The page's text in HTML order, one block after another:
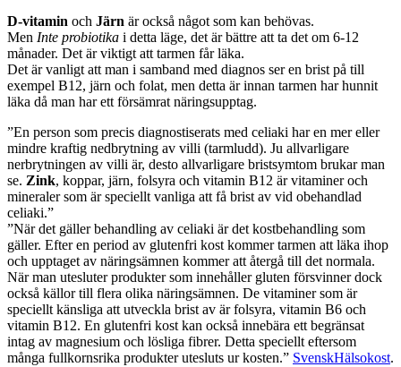
D-vitamin och Järn är också något som kan behövas.
Men Inte probiotika i detta läge, det är bättre att ta det om 6-12
månader. Det är viktigt att tarmen får läka.
Det är vanligt att man i samband med diagnos ser en brist på till
exempel B12, järn och folat, men detta är innan tarmen har hunnit
läka då man har ett försämrat näringsupptag.
”En person som precis diagnostiserats med celiaki har en mer eller
mindre kraftig nedbrytning av villi (tarmludd). Ju allvarligare
nerbrytningen av villi är, desto allvarligare bristsymtom brukar man
se. Zink, koppar, järn, folsyra och vitamin B12 är vitaminer och
mineraler som är speciellt vanliga att få brist av vid obehandlad
celiaki.”
”När det gäller behandling av celiaki är det kostbehandling som
gäller. Efter en period av glutenfri kost kommer tarmen att läka ihop
och upptaget av näringsämnen kommer att återgå till det normala.
När man utesluter produkter som innehåller gluten försvinner dock
också källor till flera olika näringsämnen. De vitaminer som är
speciellt känsliga att utveckla brist av är folsyra, vitamin B6 och
vitamin B12. En glutenfri kost kan också innebära ett begränsat
intag av magnesium och lösliga fibrer. Detta speciellt eftersom
många fullkornsrika produkter utesluts ur kosten.” SvenskHälsokost.